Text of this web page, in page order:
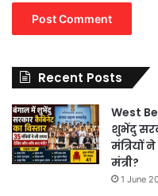
Recent Posts
West
शुभेंदु
मंत्रियों
मंत्री?
1 June